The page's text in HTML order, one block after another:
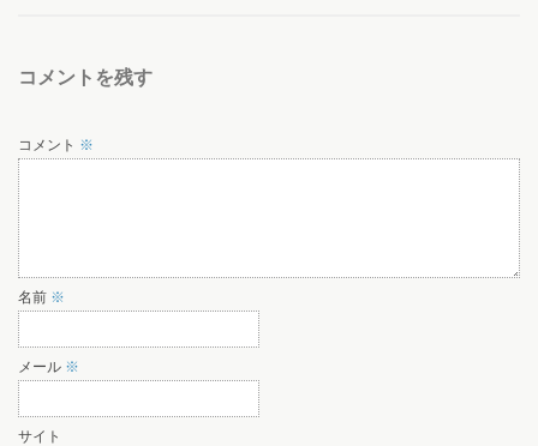
コメントを残す
コメント ※
名前 ※
メール ※
サイト